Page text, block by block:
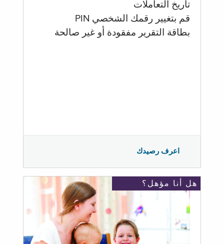
تاريخ التعاملات
قم بتغيير رقمك الشخصي PIN
بطاقة التقرير مفقودة أو غير صالحة
اعرف رصيدك
هل أنا مؤهل؟